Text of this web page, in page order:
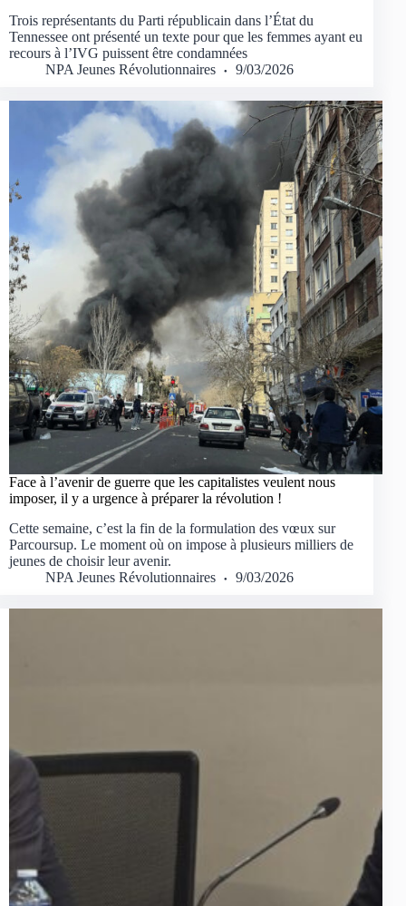
Trois représentants du Parti républicain dans l’État du
Tennessee ont présenté un texte pour que les femmes ayant eu
recours à l’IVG puissent être condamnées
NPA Jeunes Révolutionnaires
9/03/2026
Face à l’avenir de guerre que les capitalistes veulent nous
imposer, il y a urgence à préparer la révolution !
Cette semaine, c’est la fin de la formulation des vœux sur
Parcoursup. Le moment où on impose à plusieurs milliers de
jeunes de choisir leur avenir.
NPA Jeunes Révolutionnaires
9/03/2026